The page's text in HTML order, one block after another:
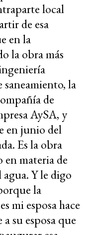
local
de esa
en la
la obra más
la
de
AySA, y
en junio del
Es la obra
materia de
Y le digo
la
mi esposa hace
su esposa que